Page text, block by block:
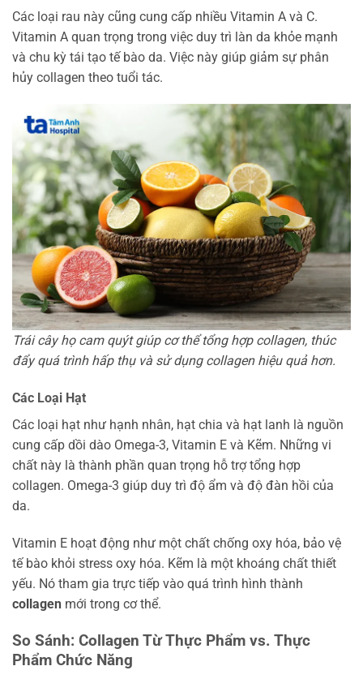
Các loại rau này cũng cung cấp nhiều Vitamin A và C.
Vitamin A quan trọng trong việc duy trì làn da khỏe mạnh
và chu kỳ tái tạo tế bào da. Việc này giúp giảm sự phân
hủy collagen theo tuổi tác.
Trái cây họ cam quýt giúp cơ thể tổng hợp collagen, thúc
đẩy quá trình hấp thụ và sử dụng collagen hiệu quả hơn.
Các Loại Hạt
Các loại hạt như hạnh nhân, hạt chia và hạt lanh là nguồn
cung cấp dồi dào Omega-3, Vitamin E và Kẽm. Những vi
chất này là thành phần quan trọng hỗ trợ tổng hợp
collagen. Omega-3 giúp duy trì độ ẩm và độ đàn hồi của
da.
Vitamin E hoạt động như một chất chống oxy hóa, bảo vệ
tế bào khỏi stress oxy hóa. Kẽm là một khoáng chất thiết
yếu. Nó tham gia trực tiếp vào quá trình hình thành
collagen mới trong cơ thể.
So Sánh: Collagen Từ Thực Phẩm vs. Thực
Phẩm Chức Năng